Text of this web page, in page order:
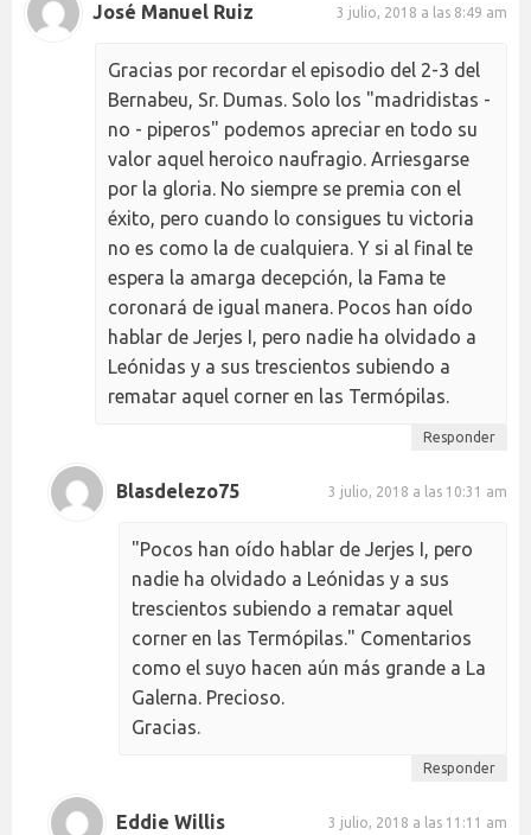
José Manuel Ruiz 3 julio, 2018 a las 8:49 am
Gracias por recordar el episodio del 2-3 del
Bernabeu, Sr. Dumas. Solo los "madridistas -
no - piperos" podemos apreciar en todo su
valor aquel heroico naufragio. Arriesgarse
por la gloria. No siempre se premia con el
éxito, pero cuando lo consigues tu victoria
no es como la de cualquiera. Y si al final te
espera la amarga decepción, la Fama te
coronará de igual manera. Pocos han oído
hablar de Jerjes I, pero nadie ha olvidado a
Leónidas y a sus trescientos subiendo a
rematar aquel corner en las Termópilas.
Responder
Blasdelezo75 3 julio, 2018 a las 10:31 am
"Pocos han oído hablar de Jerjes I, pero
nadie ha olvidado a Leónidas y a sus
trescientos subiendo a rematar aquel
corner en las Termópilas." Comentarios
como el suyo hacen aún más grande a La
Galerna. Precioso.
Gracias.
Responder
Eddie Willis 3 julio, 2018 a las 11:11 am